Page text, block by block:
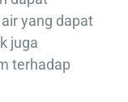
yang dapat
juga
terhadap